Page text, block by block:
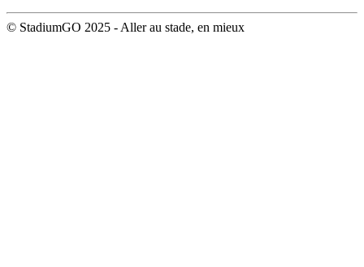
© StadiumGO 2025 - Aller au stade, en mieux